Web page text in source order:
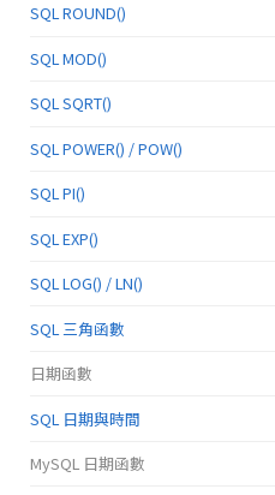
SQL ROUND()
SQL MOD()
SQL SQRT()
SQL POWER() / POW()
SQL PI()
SQL EXP()
SQL LOG() / LN()
SQL 三角函數
日期函數
SQL 日期與時間
MySQL 日期函數